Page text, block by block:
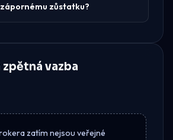
zůstatku?
vazba
zatím nejsou veřejné